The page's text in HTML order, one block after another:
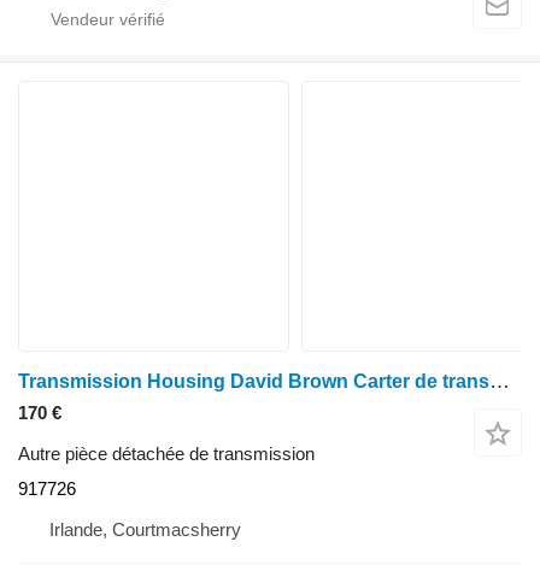
Transmission Housing David Brown Carter de transmission Case 1594, 1394, 1494, 1690 K949217 ; 917726 pour tracteur à roues Case Case 1594, 1394, 1494, 1690
170 €
Autre pièce détachée de transmission
917726
Irlande, Courtmacsherry